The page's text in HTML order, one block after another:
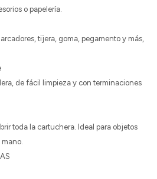
o papelería.
tijera, goma, pegamento y más,
de fácil limpieza y con terminaciones
toda la cartuchera. Ideal para objetos